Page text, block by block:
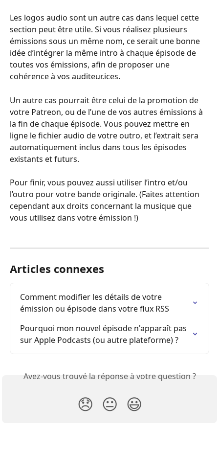
Les logos audio sont un autre cas dans lequel cette
section peut être utile. Si vous réalisez plusieurs
émissions sous un même nom, ce serait une bonne
idée d’intégrer la même intro à chaque épisode de
toutes vos émissions, afin de proposer une
cohérence à vos auditeur.ices.
Un autre cas pourrait être celui de la promotion de
votre Patreon, ou de l’une de vos autres émissions à
la fin de chaque épisode. Vous pouvez mettre en
ligne le fichier audio de votre outro, et l’extrait sera
automatiquement inclus dans tous les épisodes
existants et futurs.
Pour finir, vous pouvez aussi utiliser l’intro et/ou
l’outro pour votre bande originale. (Faites attention
cependant aux droits concernant la musique que
vous utilisez dans votre émission !)
Articles connexes
Comment modifier les détails de votre
émission ou épisode dans votre flux RSS
Pourquoi mon nouvel épisode n'apparaît pas
sur Apple Podcasts (ou autre plateforme) ?
Avez-vous trouvé la réponse à votre question ?
😞 😐 😃